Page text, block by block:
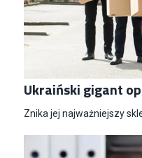
Ukraiński gigant
Znika jej najważniejszy
Specjalista/tka ds.